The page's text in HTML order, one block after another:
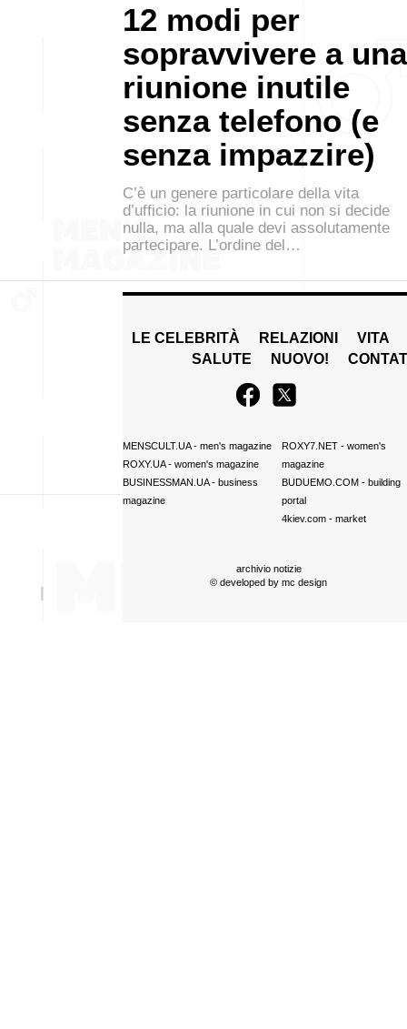
12 modi per
sopravvivere a una
riunione inutile
senza telefono (e
senza impazzire)
C’è un genere particolare della vita
d’ufficio: la riunione in cui non si decide
nulla, ma alla quale devi assolutamente
partecipare. L’ordine del…
LE CELEBRITÀ RELAZIONI
VITA
SALUTE
NUOVO!
MENSCULT.UA- men's magazine
ROXY.UA- women's magazine
BUSINESSMAN.UA- business
magazine
ROXY7.NET- women's
magazine
BUDUEMO.COM- building
portal
4kiev.com- market
archivio notizie
© developed by mc design